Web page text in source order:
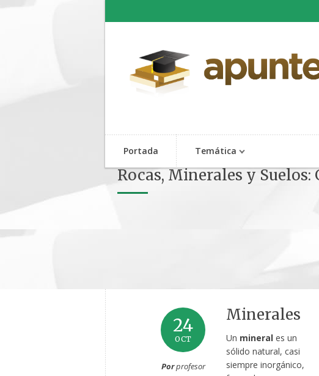
Portada Temática
Rocas, Minerales y
24
OCT
Porprofesor
Minerales
Un minerales un
sólido natural, casi
siempre inorgánico,